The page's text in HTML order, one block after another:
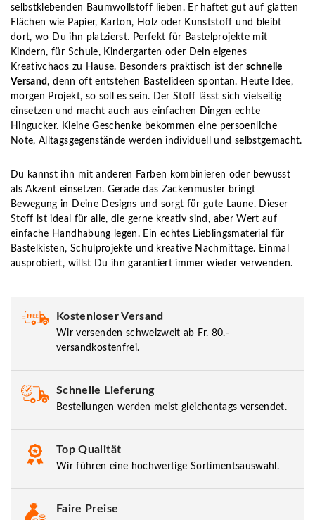
selbstklebenden Baumwollstoff lieben. Er haftet gut auf glatten
Flächen wie Papier, Karton, Holz oder Kunststoff und bleibt
dort, wo Du ihn platzierst. Perfekt für Bastelprojekte mit
Kindern, für Schule, Kindergarten oder Dein eigenes
Kreativchaos zu Hause. Besonders praktisch ist der schnelle
Versand, denn oft entstehen Bastelideen spontan. Heute Idee,
morgen Projekt, so soll es sein. Der Stoff lässt sich vielseitig
einsetzen und macht auch aus einfachen Dingen echte
Hingucker. Kleine Geschenke bekommen eine persoenliche
Note, Alltagsgegenstände werden individuell und selbstgemacht.
Du kannst ihn mit anderen Farben kombinieren oder bewusst
als Akzent einsetzen. Gerade das Zackenmuster bringt
Bewegung in Deine Designs und sorgt für gute Laune. Dieser
Stoff ist ideal für alle, die gerne kreativ sind, aber Wert auf
einfache Handhabung legen. Ein echtes Lieblingsmaterial für
Bastelkisten, Schulprojekte und kreative Nachmittage. Einmal
ausprobiert, willst Du ihn garantiert immer wieder verwenden.
Kostenloser Versand
Wir versenden schweizweit ab Fr. 80.-
versandkostenfrei.
Schnelle Lieferung
Bestellungen werden meist gleichentags versendet.
Top Qualität
Wir führen eine hochwertige Sortimentsauswahl.
Faire Preise